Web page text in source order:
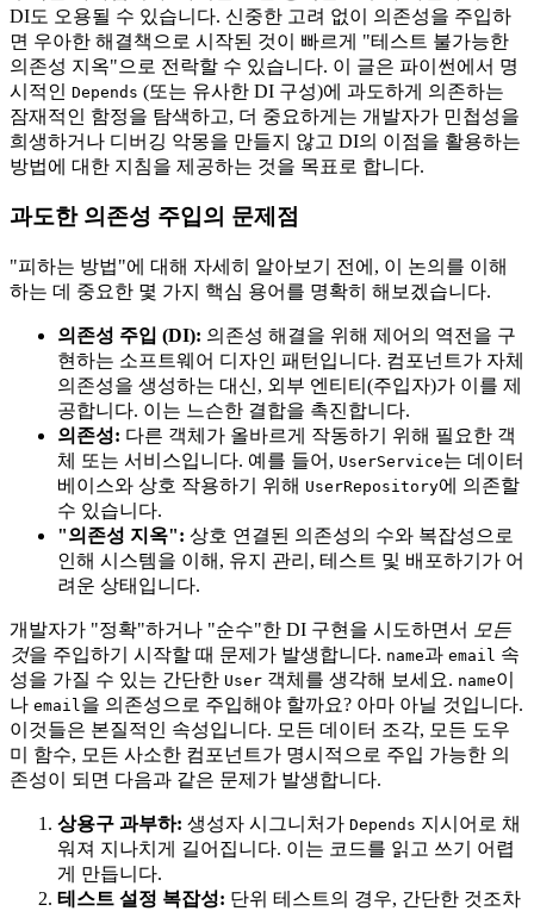
DI도 오용될 수 있습니다. 신중한 고려 없이 의존성을 주입하
면 우아한 해결책으로 시작된 것이 빠르게 "테스트 불가능한
의존성 지옥"으로 전락할 수 있습니다. 이 글은 파이썬에서 명
시적인 Depends (또는 유사한 DI 구성)에 과도하게 의존하는
잠재적인 함정을 탐색하고, 더 중요하게는 개발자가 민첩성을
희생하거나 디버깅 악몽을 만들지 않고 DI의 이점을 활용하는
방법에 대한 지침을 제공하는 것을 목표로 합니다.
과도한 의존성 주입의 문제점
"피하는 방법"에 대해 자세히 알아보기 전에, 이 논의를 이해
하는 데 중요한 몇 가지 핵심 용어를 명확히 해보겠습니다.
의존성 주입 (DI): 의존성 해결을 위해 제어의 역전을 구
현하는 소프트웨어 디자인 패턴입니다. 컴포넌트가 자체
의존성을 생성하는 대신, 외부 엔티티(주입자)가 이를 제
공합니다. 이는 느슨한 결합을 촉진합니다.
의존성: 다른 객체가 올바르게 작동하기 위해 필요한 객
체 또는 서비스입니다. 예를 들어, UserService는 데이터
베이스와 상호 작용하기 위해 UserRepository에 의존할
수 있습니다.
"의존성 지옥": 상호 연결된 의존성의 수와 복잡성으로
인해 시스템을 이해, 유지 관리, 테스트 및 배포하기가 어
려운 상태입니다.
개발자가 "정확"하거나 "순수"한 DI 구현을 시도하면서
모든
것을 주입하기 시작할 때 문제가 발생합니다. name과 email 속
성을 가질 수 있는 간단한 User 객체를 생각해 보세요. name이
나 email을 의존성으로 주입해야 할까요? 아마 아닐 것입니다.
이것들은 본질적인 속성입니다. 모든 데이터 조각, 모든 도우
미 함수, 모든 사소한 컴포넌트가 명시적으로 주입 가능한 의
존성이 되면 다음과 같은 문제가 발생합니다.
상용구 과부하: 생성자 시그니처가 Depends 지시어로 채
워져 지나치게 길어집니다. 이는 코드를 읽고 쓰기 어렵
게 만듭니다.
테스트 설정 복잡성: 단위 테스트의 경우, 간단한 것조차